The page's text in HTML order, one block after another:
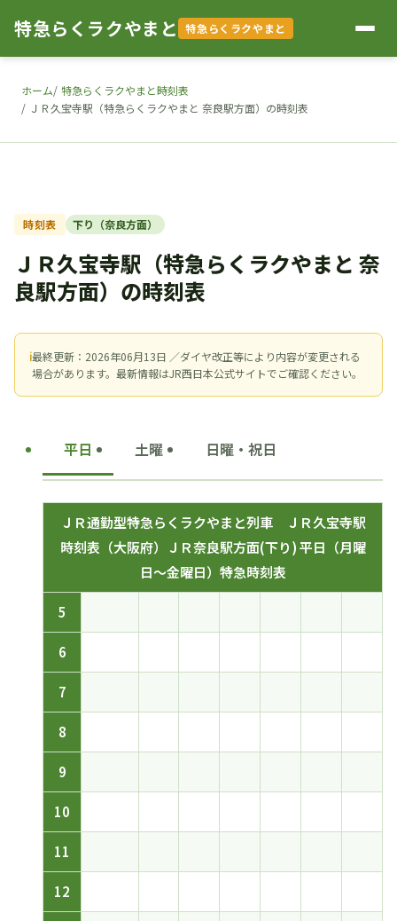
特急らくラクやまと 特急らくラクやまと
ホーム 特急らくラクやまと時刻表
ＪＲ久宝寺駅（特急らくラクやまと 奈良駅方面）の時刻表
時刻表 下り（奈良方面）
ＪＲ久宝寺駅（特急らくラクやまと 奈
良駅方面）の時刻表
ℹ最終更新：2026年06月13日 ／ダイヤ改正等により内容が変更される
場合があります。最新情報はJR西日本公式サイトでご確認ください。
平日 土曜 日曜・祝日
ＪＲ通勤型特急らくラクやまと列車 ＪＲ久宝寺駅
時刻表（大阪府）ＪＲ奈良駅方面(下り) 平日（月曜
日～金曜日）特急時刻表
5
6
7
8
9
10
11
12